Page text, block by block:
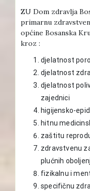
ZU Dom zdravlja
primarnu
općine Bosanska
kroz :
djelatnost
djelatnost
djelatnost
zajednici
higijensko-
hitnu
zaštitu
zdravstvenu
plućnih
fizikalnu i
specifičnu